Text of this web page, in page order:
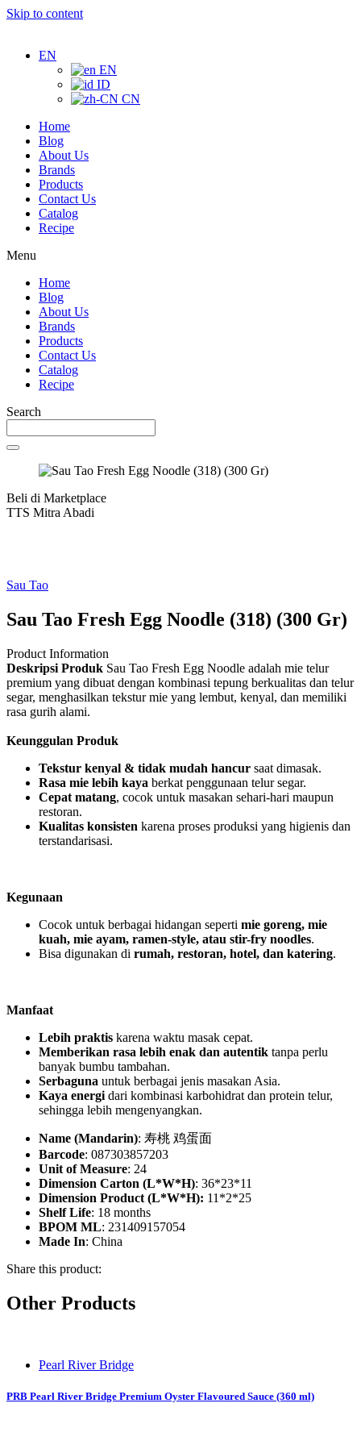
Skip to content
EN
EN
ID
CN
Home
Blog
About Us
Brands
Products
Contact Us
Catalog
Recipe
Menu
Home
Blog
About Us
Brands
Products
Contact Us
Catalog
Recipe
Search
Beli di Marketplace
TTS Mitra Abadi
Sau Tao
Sau Tao Fresh Egg Noodle (318) (300 Gr)
Product Information
Deskripsi Produk Sau Tao Fresh Egg Noodle adalah mie telur
premium yang dibuat dengan kombinasi tepung berkualitas dan telur
segar, menghasilkan tekstur mie yang lembut, kenyal, dan memiliki
rasa gurih alami.
Keunggulan Produk
Tekstur kenyal & tidak mudah hancur saat dimasak.
Rasa mie lebih kaya berkat penggunaan telur segar.
Cepat matang, cocok untuk masakan sehari-hari maupun
restoran.
Kualitas konsisten karena proses produksi yang higienis dan
terstandarisasi.
Kegunaan
Cocok untuk berbagai hidangan seperti mie goreng, mie
kuah, mie ayam, ramen-style, atau stir-fry noodles.
Bisa digunakan di rumah, restoran, hotel, dan katering.
Manfaat
Lebih praktis karena waktu masak cepat.
Memberikan rasa lebih enak dan autentik tanpa perlu
banyak bumbu tambahan.
Serbaguna untuk berbagai jenis masakan Asia.
Kaya energi dari kombinasi karbohidrat dan protein telur,
sehingga lebih mengenyangkan.
Name (Mandarin): 寿桃 鸡蛋面
Barcode: 087303857203
Unit of Measure: 24
Dimension Carton (L*W*H): 36*23*11
Dimension Product (L*W*H): 11*2*25
Shelf Life: 18 months
BPOM ML: 231409157054
Made In: China
Share this product:
Other Products
Pearl River Bridge
PRB Pearl River Bridge Premium Oyster Flavoured Sauce (360 ml)